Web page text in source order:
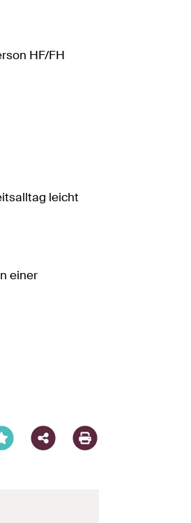
HF/FH
leicht
einer